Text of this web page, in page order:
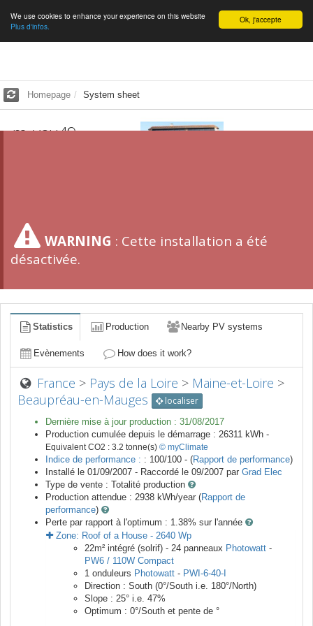
English Ok, j'accepte
We use cookies to enhance your experience on this website
Plus d'infos.
Homepage System sheet
m_you49
WARNING : Cette installation a été
désactivée.
Statistics Production Nearby PV systems
Evènements How does it work?
France > Pays de la Loire > Maine-et-Loire >
Beaupréau-en-Mauges
localiser
Dernière mise à jour production : 31/08/2017
Production cumulée depuis le démarrage : 26311 kWh -
Equivalent CO2 : 3.2 tonne(s) © myClimate
Indice de performance : : 100/100 - (Rapport de performance)
Installé le 01/09/2007 - Raccordé le 09/2007 par Grad Elec
Type de vente : Totalité production
Production attendue : 2938 kWh/year (Rapport de
performance)
Perte par rapport à l'optimum : 1.38% sur l'année
Zone: Roof of a House - 2640 Wp
22m² intégré (solrif) - 24 panneaux Photowatt -
PW6 / 110W Compact
1 onduleurs Photowatt - PWI-6-40-I
Direction : South (0°/South i.e. 180°/North)
Slope : 25° i.e. 47%
Optimum : 0°/South et pente de °